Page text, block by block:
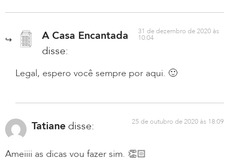
A Casa Encantada
disse:
31 de dezembro de 2020 às
10:04
Legal, espero você sempre por aqui. 🙂
Tatiane disse: 25 de outubro de 2020 às 18:09
Ameiiii as dicas vou fazer sim. 👏🏻